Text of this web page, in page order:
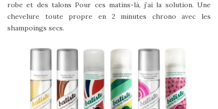
robe et des talons Pour ces matins-là, j’ai la solution. Une
chevelure toute propre en 2 minutes chrono avec les
shampoings secs.